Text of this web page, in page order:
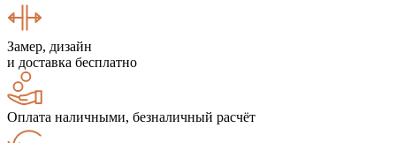
Замер, дизайн
и доставка бесплатно
Оплата наличными, безналичный расчёт